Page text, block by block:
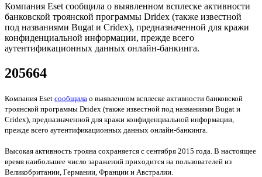
Компания Eset сообщила о выявленном всплеске активности
банковской троянской программы Dridex (также известной
под названиями Bugat и Cridex), предназначенной для кражи
конфиденциальной информации, прежде всего
аутентификационных данных онлайн-банкинга.
205664
Компания Eset сообщила о выявленном всплеске активности банковской
троянской программы Dridex (также известной под названиями Bugat и
Cridex), предназначенной для кражи конфиденциальной информации,
прежде всего аутентификационных данных онлайн-банкинга.
Высокая активность трояна сохраняется с сентября 2015 года. В настоящее
время наибольшее число заражений приходится на пользователей из
Великобритании, Германии, Франции и Австралии.